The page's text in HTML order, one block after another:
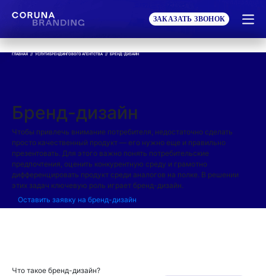
ЗАКАЗАТЬ ЗВОНОК
ГЛАВНАЯ // УСЛУГИ БРЕНДИНГОВОГО АГЕНТСТВА // БРЕНД-ДИЗАЙН
Бренд-дизайн
Чтобы привлечь внимание потребителя, недостаточно сделать
просто качественный продукт — его нужно еще и правильно
презентовать. Для этого важно понять потребительские
предпочтения, оценить конкурентную среду и грамотно
дифференцировать продукт среди аналогов на полке. В решении
этих задач ключевую роль играет бренд-дизайн.
Оставить заявку на бренд-дизайн
Что такое бренд-дизайн?